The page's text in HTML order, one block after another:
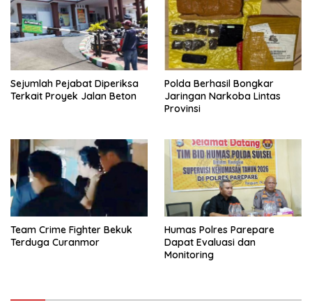
Sejumlah Pejabat Diperiksa
Terkait Proyek Jalan Beton
Polda Berhasil Bongkar
Jaringan Narkoba Lintas
Provinsi
Team Crime Fighter Bekuk
Terduga Curanmor
Humas Polres Parepare
Dapat Evaluasi dan
Monitoring